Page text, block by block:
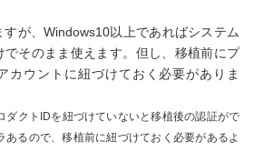
が、Windows10以上であればシステム
でそのまま使えます。但し、移植前にプ
カウントに紐づけておく必要がありま
クトIDを紐づけていないと移植後の認証がで
あるので、移植前に紐づけておく必要があるよ